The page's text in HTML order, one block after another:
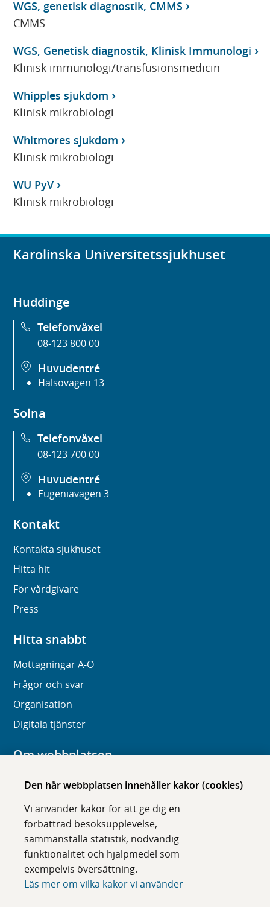
Den här webbplatsen innehåller kakor (cookies)
Vi använder kakor för att ge dig en
förbättrad besöksupplevelse,
sammanställa statistik, nödvändig
funktionalitet och hjälpmedel som
exempelvis översättning.
Läs mer om vilka kakor vi använder
WGS, genetisk diagnostik, CMMS
CMMS
WGS, Genetisk diagnostik, Klinisk Immunologi
Klinisk immunologi/transfusionsmedicin
Whipples sjukdom
Klinisk mikrobiologi
Whitmores sjukdom
Klinisk mikrobiologi
WU PyV
Klinisk mikrobiologi
Karolinska Universitetssjukhuset
Huddinge
Telefonväxel
08-123 800 00
Huvudentré
Hälsovägen 13
Solna
Telefonväxel
08-123 700 00
Huvudentré
Eugeniavägen 3
Kontakt
Kontakta sjukhuset
Hitta hit
För vårdgivare
Press
Hitta snabbt
Mottagningar A-Ö
Frågor och svar
Organisation
Digitala tjänster
Om webbplatsen
Om karolinska.se
Tillgänglighet
Om cookies
Följ oss i sociala medier